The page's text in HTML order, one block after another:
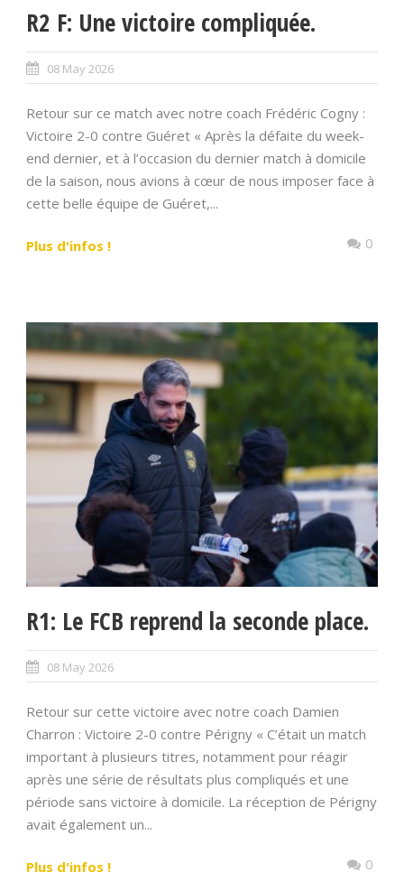
R2 F: Une victoire compliquée.
08 May 2026
Retour sur ce match avec notre coach Frédéric Cogny :
Victoire 2-0 contre Guéret « Après la défaite du week-
end dernier, et à l’occasion du dernier match à domicile
de la saison, nous avions à cœur de nous imposer face à
cette belle équipe de Guéret,...
Plus d'infos ! 0
R1: Le FCB reprend la seconde place.
08 May 2026
Retour sur cette victoire avec notre coach Damien
Charron : Victoire 2-0 contre Périgny « C’était un match
important à plusieurs titres, notamment pour réagir
après une série de résultats plus compliqués et une
période sans victoire à domicile. La réception de Périgny
avait également un...
Plus d'infos ! 0